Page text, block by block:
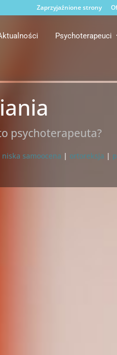
Zaprzyjaźnione strony
Psychoterapeuci
psychoterapeuta?
niska samoocena | ortoreksja |